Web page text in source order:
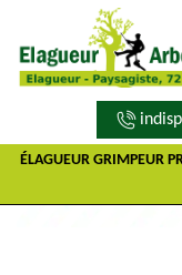
ÉLAGUEUR GRIMPEUR